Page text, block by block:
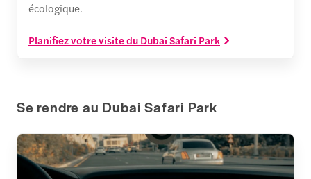
écologique.
Planifiez votre visite du Dubai Safari Park
Se rendre au Dubai Safari Park